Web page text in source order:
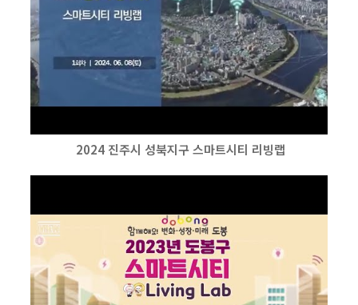
2024 진주시 성북지구 스마트시티 리빙랩